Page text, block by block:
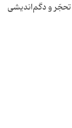
و دگم‌اندیشی